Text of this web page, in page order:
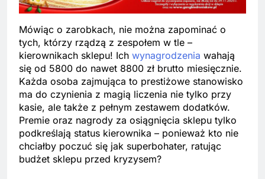
Mówiąc o zarobkach, nie można zapominać o
tych, którzy rządzą z zespołem w tle –
kierownikach sklepu! Ich wynagrodzenia wahają
się od 5800 do nawet 8800 zł brutto miesięcznie.
Każda osoba zajmująca to prestiżowe stanowisko
ma do czynienia z magią liczenia nie tylko przy
kasie, ale także z pełnym zestawem dodatków.
Premie oraz nagrody za osiągnięcia sklepu tylko
podkreślają status kierownika – ponieważ kto nie
chciałby poczuć się jak superbohater, ratując
budżet sklepu przed kryzysem?